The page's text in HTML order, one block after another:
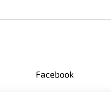
Facebook